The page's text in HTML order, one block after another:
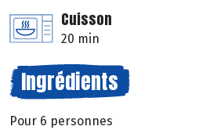
Cuisson
20 min
Ingrédients
Pour 6 personnes